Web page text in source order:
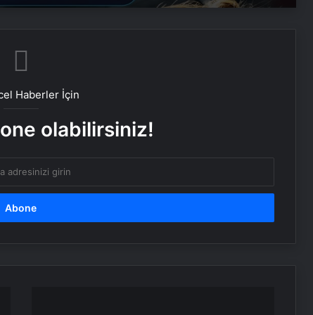
Batıkent Halı Yıkama Fiyatları ve
Hizmet Kalitesi
Haberler İçin
olabilirsiniz!